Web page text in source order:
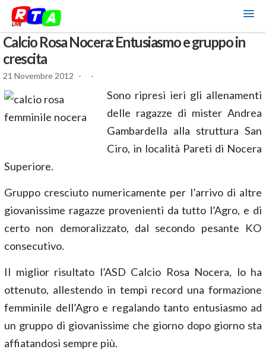
Calcio Rosa Nocera: Entusiasmo e gruppo in
crescita
21 Novembre 2012 - -
Sono ripresi ieri gli allenamenti
delle ragazze di mister Andrea
Gambardella alla struttura San
Ciro, in località Pareti di Nocera
Superiore.
Gruppo cresciuto numericamente per l’arrivo di altre
giovanissime ragazze provenienti da tutto l’Agro, e di
certo non demoralizzato, dal secondo pesante KO
consecutivo.
Il miglior risultato l’ASD Calcio Rosa Nocera, lo ha
ottenuto, allestendo in tempi record una formazione
femminile dell’Agro e regalando tanto entusiasmo ad
un gruppo di giovanissime che giorno dopo giorno sta
affiatandosi sempre più.